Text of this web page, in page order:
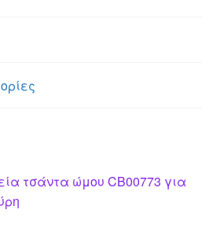
τσάντα ώμου CB00773 για